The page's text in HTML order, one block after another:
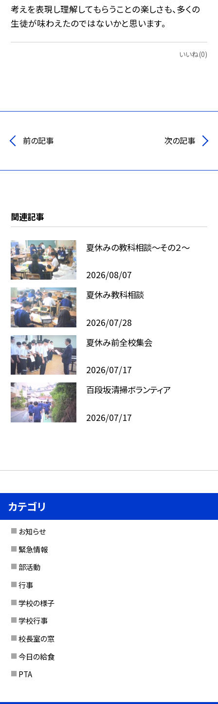
考えを表現し理解してもらうことの楽しさも、多くの
生徒が味わえたのではないかと思います。
いいね(0)
前の記事 次の記事
関連記事
夏休みの教科相談～その２～
2026/08/07
夏休み教科相談
2026/07/28
夏休み前全校集会
2026/07/17
百段坂清掃ボランティア
2026/07/17
カテゴリ
お知らせ
緊急情報
部活動
行事
学校の様子
学校行事
校長室の窓
今日の給食
PTA